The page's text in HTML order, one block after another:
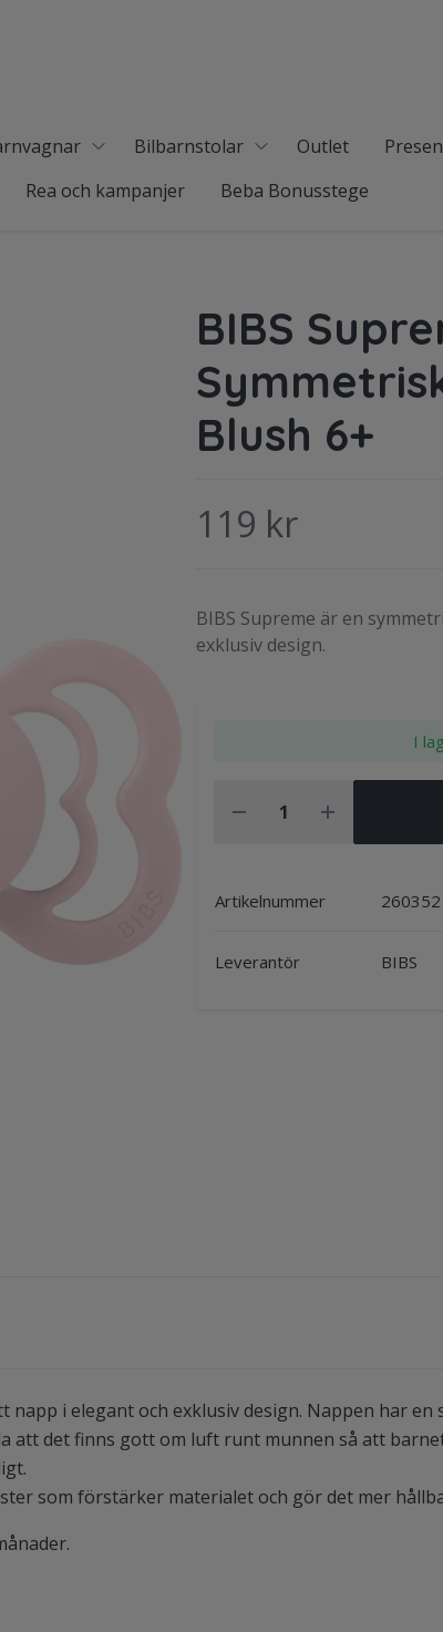
Bilbarnstolar Outlet
Rea och kampanjer Beba Bonusstege
BIBS
Blush 6+
119 kr
BIBS Supreme är en
exklusiv design.
I
Artikelnummer 260352
Leverantör BIBS
napp i elegant och exklusiv design. Nappen har en
att det finns gott om luft runt munnen så att
som förstärker materialet och gör det mer